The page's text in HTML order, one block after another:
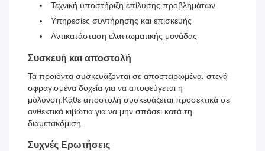
Τεχνική υποστήριξη επίλυσης προβλημάτων
Υπηρεσίες συντήρησης και επισκευής
Αντικατάσταση ελαττωματικής μονάδας
Συσκευή και αποστολή
Τα προϊόντα συσκευάζονται σε αποστειρωμένα, στενά
σφραγισμένα δοχεία για να αποφεύγεται η
μόλυνση.Κάθε αποστολή συσκευάζεται προσεκτικά σε
ανθεκτικά κιβώτια για να μην σπάσει κατά τη
διαμετακόμιση.
Συχνές Ερωτήσεις